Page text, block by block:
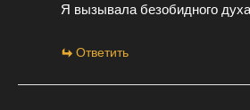
Я вызывала безобидного
Ответить